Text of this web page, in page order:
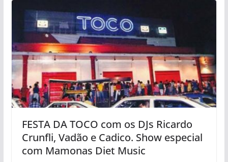
FESTA DA TOCO com os DJs Ricardo
Crunfli, Vadão e Cadico. Show especial
com Mamonas Diet Music